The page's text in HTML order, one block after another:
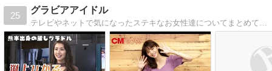
25
グラビアアイドル